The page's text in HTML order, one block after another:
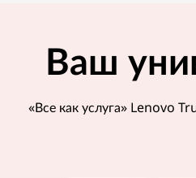
Ваш
«Все как услуга» Lenovo